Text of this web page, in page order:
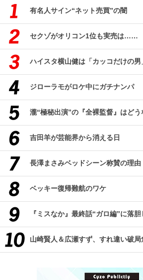
有名人サイン“ネット売買”の闇
セクゾがオリコン1位も実売は……
ハイスタ横山健は「カッコだけの男
ジローラモがロケ中にガチナンパ
瀧“極秘出演”の『全裸監督』はどう
吉田羊が芸能界から消える日
長澤まさみベッドシーン称賛の理由
ベッキー復帰難航のワケ
『ミスなか』最終話“ガロ編”に落
山崎賢人＆広瀬すず、すれ違い破